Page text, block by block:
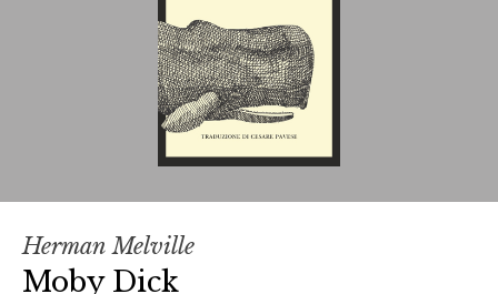
Herman Melville
Moby Dick